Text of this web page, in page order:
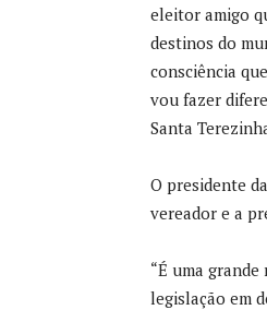
eleitor amigo
destinos do
consciência
vou fazer
Santa
O presidente
vereador e a
“É uma
legislação em